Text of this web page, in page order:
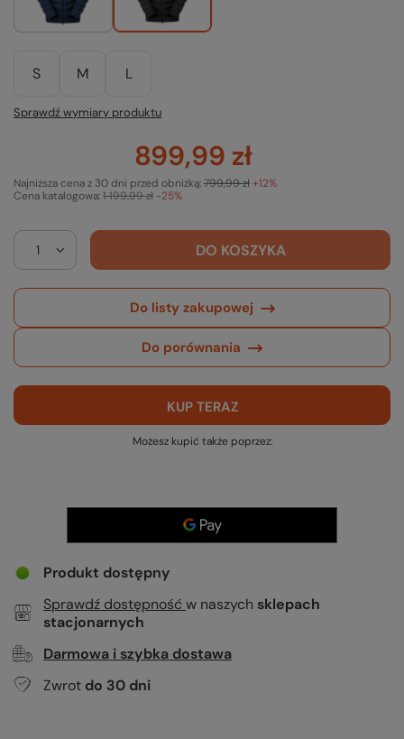
S M L
Sprawdź wymiary produktu
899,99 zł
Cena katalogowa:1 199,99 zł -25%
Najniższa cena z 30 dni przed obniżką:799,99 zł +12%
DO KOSZYKA
Do listy zakupowej
Do porównania
KUP TERAZ
Możesz kupić także poprzez:
Produkt dostępny
Sprawdź dostępność w naszych sklepach
stacjonarnych
Darmowa i szybka dostawa
Zwrot do 30 dni